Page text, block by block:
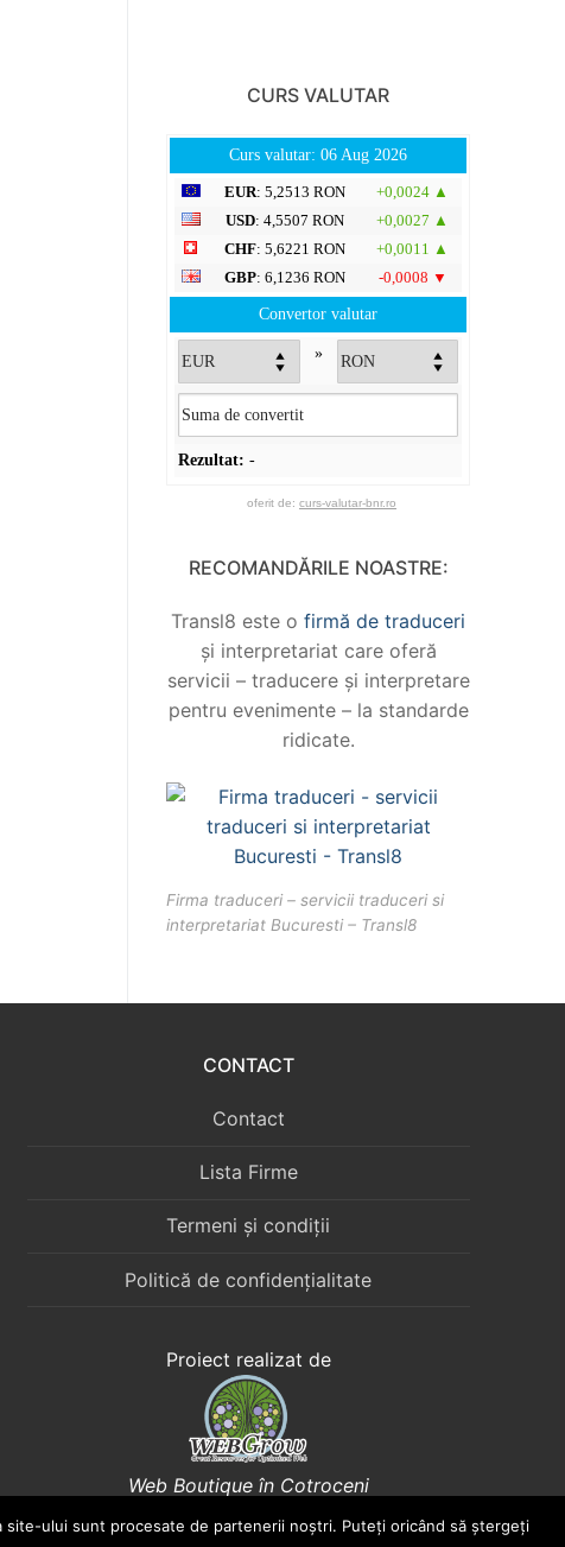
CURS VALUTAR
Curs valutar: 06 Aug 2026
EUR: 5,2513 RON
+0,0024 ▲
USD: 4,5507 RON
+0,0027 ▲
CHF: 5,6221 RON
+0,0011 ▲
GBP: 6,1236 RON -0,0008 ▼
Convertor valutar
»
Rezultat: -
oferit de: curs-valutar-bnr.ro
RECOMANDĂRILE NOASTRE:
Transl8 este o firmă de traduceri
și interpretariat care oferă
servicii – traducere și interpretare
pentru evenimente – la standarde
ridicate.
Firma traduceri – servicii traduceri si
interpretariat Bucuresti – Transl8
CONTACT
Contact
Lista Firme
Termeni și condiții
Politică de confidențialitate
Proiect realizat de
Web Boutique în Cotroceni
ului sunt procesate de partenerii noștri. Puteți oricând să ștergeți